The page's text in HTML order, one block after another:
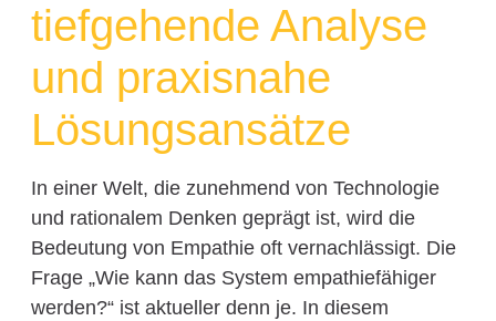
tiefgehende Analyse
und praxisnahe
Lösungsansätze
In einer Welt, die zunehmend von Technologie
und rationalem Denken geprägt ist, wird die
Bedeutung von Empathie oft vernachlässigt. Die
Frage „Wie kann das System empathiefähiger
werden?“ ist aktueller denn je. In diesem